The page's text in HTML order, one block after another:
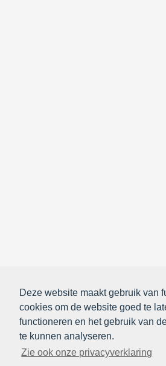
Deze website maakt gebruik van
cookies om de website goed te
functioneren en het gebruik van
te kunnen analyseren.
Zie ook onze privacyverklaring